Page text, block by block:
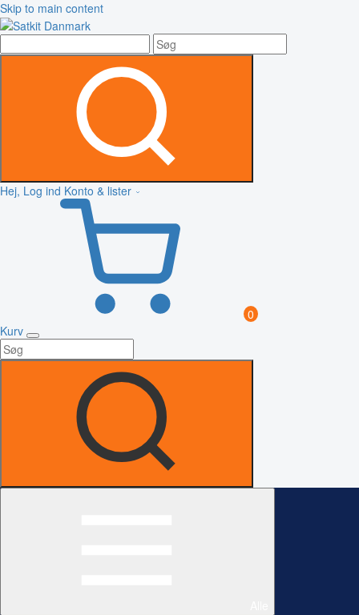
Skip to main content
Hej, Log ind Konto & lister
0
Kurv